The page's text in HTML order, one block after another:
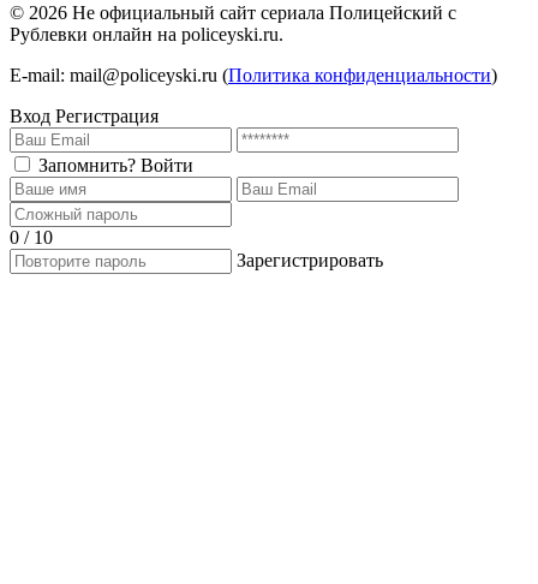
© 2026 Не официальный сайт сериала Полицейский с
Рублевки онлайн на policeyski.ru.
E-mail: mail@policeyski.ru (Политика конфиденциальности)
Вход Регистрация
Запомнить? Войти
0 / 10
Зарегистрировать